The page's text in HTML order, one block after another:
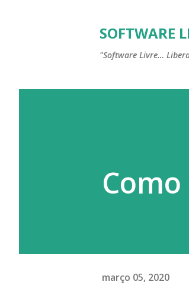
SOFTWARE
"Software Livre…
março 05, 2020